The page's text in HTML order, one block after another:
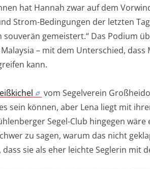
hat Hannah zwar auf dem
Strom-Bedingungen der letzten
souverän gemeistert.“ Das Podium
– mit dem Unterschied,
kann.
vom Segelverein
sein können, aber Lena liegt mit
Segel-Club hingegen
zu sagen, warum das nicht
dass sie als eher leichte Seglerin mit